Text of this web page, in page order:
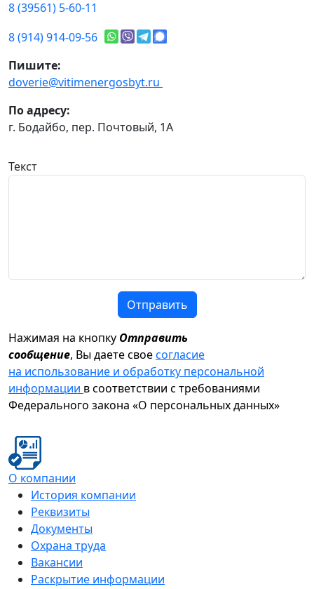
8 (39561) 5-60-11
8 (914) 914-09-56
Пишите:
doverie@vitimenergosbyt.ru
По адресу:
г. Бодайбо, пер. Почтовый, 1А
Текст
Отправить
Нажимая на кнопку Отправить
сообщение, Вы даете своесогласие
на использование и обработку персональной
информации в соответствии с требованиями
Федерального закона «О персональных данных»
О компании
История компании
Реквизиты
Документы
Охрана труда
Вакансии
Раскрытие информации